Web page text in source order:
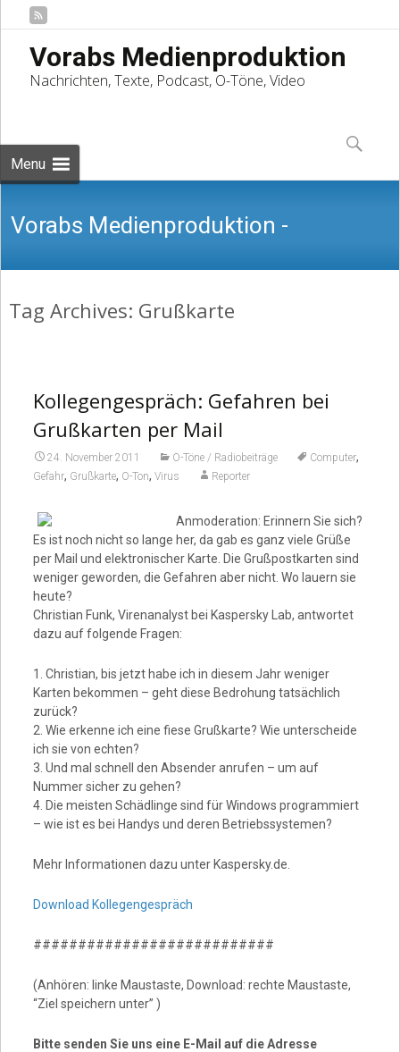
Vorabs Medienproduktion
Nachrichten, Texte, Podcast, O-Töne, Video
Menu
to
content
Suchen
nach:
Vorabs Medienproduktion -
Nachrichten, Texte, Podcast, O-Töne,
Video
Tag Archives: Grußkarte
Kollegengespräch: Gefahren bei
Grußkarten per Mail
24. November 2011 O-Töne / Radiobeiträge Computer,
Gefahr, Grußkarte, O-Ton, Virus Reporter
Anmoderation: Erinnern Sie sich?
Es ist noch nicht so lange her, da gab es ganz viele Grüße
per Mail und elektronischer Karte. Die Grußpostkarten sind
weniger geworden, die Gefahren aber nicht. Wo lauern sie
heute?
Christian Funk, Virenanalyst bei Kaspersky Lab, antwortet
dazu auf folgende Fragen:
1. Christian, bis jetzt habe ich in diesem Jahr weniger
Karten bekommen – geht diese Bedrohung tatsächlich
zurück?
2. Wie erkenne ich eine fiese Grußkarte? Wie unterscheide
ich sie von echten?
3. Und mal schnell den Absender anrufen – um auf
Nummer sicher zu gehen?
4. Die meisten Schädlinge sind für Windows programmiert
– wie ist es bei Handys und deren Betriebssystemen?
Mehr Informationen dazu unter Kaspersky.de.
Download Kollegengespräch
###########################
(Anhören: linke Maustaste, Download: rechte Maustaste,
“Ziel speichern unter” )
Bitte senden Sie uns eine E-Mail auf die Adresse